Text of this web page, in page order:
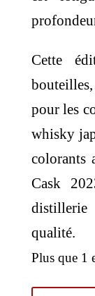
Cette
pour les
whisky
colorants
Cask
qualité.
Plus que 1